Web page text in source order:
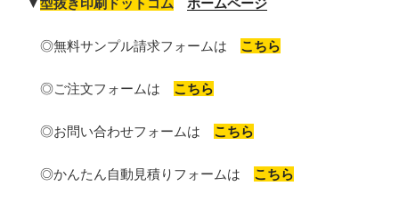
◎無料サンプル請求フォームは こちら
◎ご注文フォームは こちら
◎お問い合わせフォームは こちら
◎かんたん自動見積りフォームは こちら